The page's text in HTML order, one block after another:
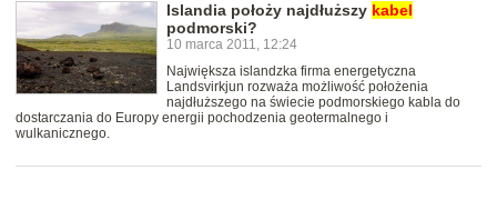
Islandia położy najdłuższy kabel
podmorski?
10 marca 2011, 12:24
Największa islandzka firma energetyczna
Landsvirkjun rozważa możliwość położenia
najdłuższego na świecie podmorskiego kabla do
dostarczania do Europy energii pochodzenia geotermalnego i
wulkanicznego.